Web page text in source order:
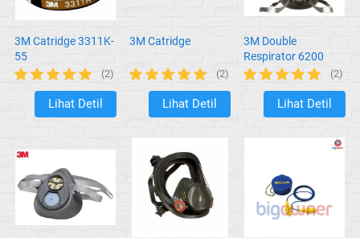
3M Catridge 3311K-
55
(2)
`
Lihat Detil
3M Catridge
(2)
`
Lihat Detil
3M Double
Respirator 6200
(2)
`
Lihat Detil